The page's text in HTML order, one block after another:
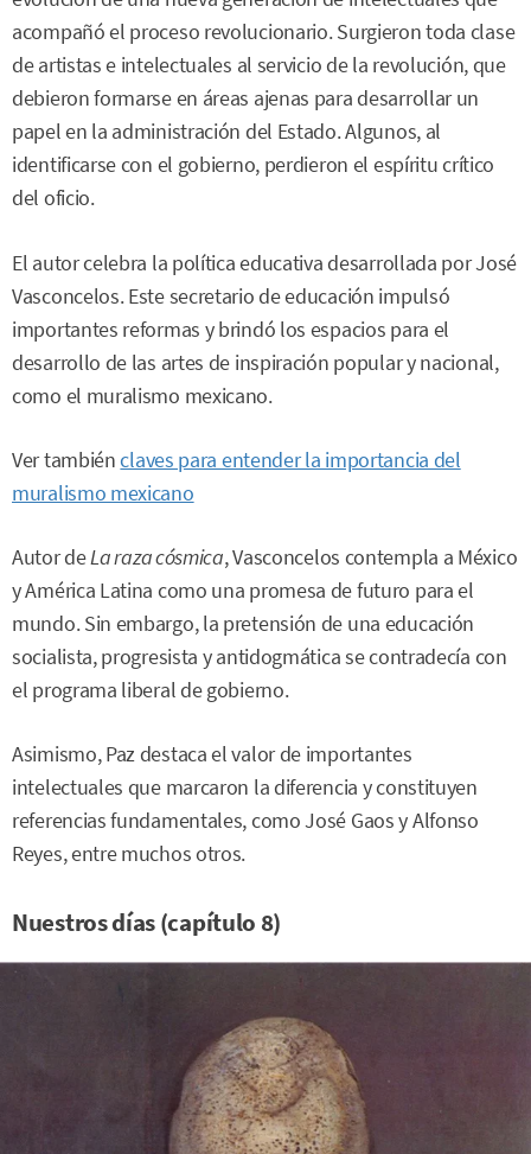
acompañó el proceso revolucionario. Surgieron toda clase
de artistas e intelectuales al servicio de la revolución, que
debieron formarse en áreas ajenas para desarrollar un
papel en la administración del Estado. Algunos, al
identificarse con el gobierno, perdieron el espíritu crítico
del oficio.
El autor celebra la política educativa desarrollada por José
Vasconcelos. Este secretario de educación impulsó
importantes reformas y brindó los espacios para el
desarrollo de las artes de inspiración popular y nacional,
como el muralismo mexicano.
Ver tambiénclaves para entender la importancia del
muralismo mexicano
Autor deLa raza cósmica, Vasconcelos contempla a México
y América Latina como una promesa de futuro para el
mundo. Sin embargo, la pretensión de una educación
socialista, progresista y antidogmática se contradecía con
el programa liberal de gobierno.
Asimismo, Paz destaca el valor de importantes
intelectuales que marcaron la diferencia y constituyen
referencias fundamentales, como José Gaos y Alfonso
Reyes, entre muchos otros.
Nuestros días (capítulo 8)